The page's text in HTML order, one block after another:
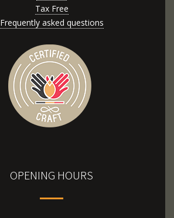
Tax Free
Frequently asked questions
OPENING HOURS